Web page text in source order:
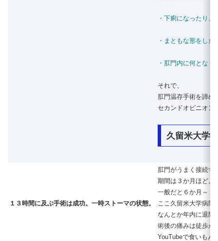
・下痢になったり
・まともな形をし
・肛門内に何となく
それで、
肛門温存手術を諦め
セカンドオピニオン
久留米大学
１３時間に及ぶ手術は成功。一時ストーマの状態。
肛門がうまく接続す
期間は３か月ほど。
一般だと６か月～１
ここ久留米大学病院
なんとか年内に退院
術後の痛みは徒歩が
YouTubeで食いもん